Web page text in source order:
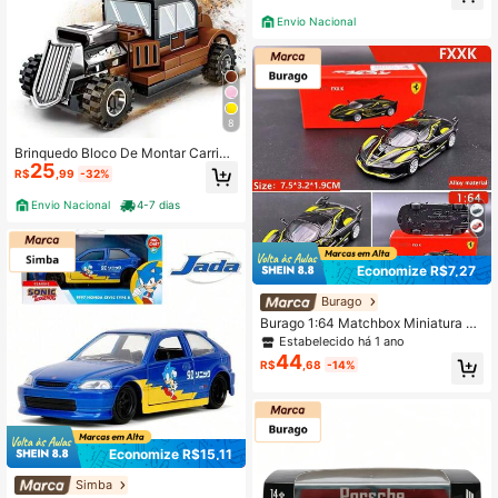
8
Brinquedo Bloco De Montar Carrinh
o Esportivos Miniatura SuperCar De
Montar
R$25 ,99 -32%
Envio Nacional 4-7 dias
Economize R$15,11
Simba
Envio Nacional
Economize R$7,27
Burago
Burago 1:64 Matchbox Miniatura Ré
plica Diecast de Carro de Corrida, C
olecionável, Presente de Aniversári
o para Homens, Brinquedo de Corri
Estabelecido há 1 ano
R$44 ,68 -14%